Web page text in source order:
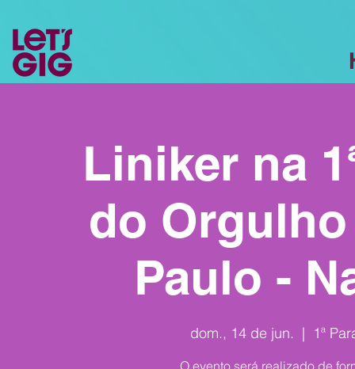
Liniker na
do
Paulo -
dom., 14 de jun.
  |
1ª
O evento será realizado de